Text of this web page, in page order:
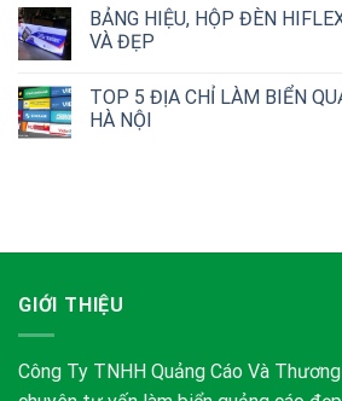
BẢNG HIỆU, HỘP ĐÈN
VÀ ĐẸP
TOP 5 ĐỊA CHỈ LÀM BIỂN
HÀ NỘI
GIỚI THIỆU
Công Ty TNHH Quảng Cáo Và